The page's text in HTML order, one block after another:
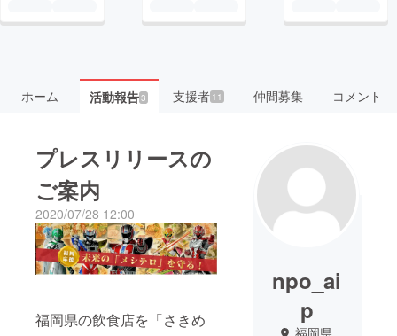
ホーム 活動報告3 支援者 11 仲間募集 コメント
プレスリリースの
ご案内
2020/07/28 12:00
福岡県の飲食店を「さきめ
npo_ai
p